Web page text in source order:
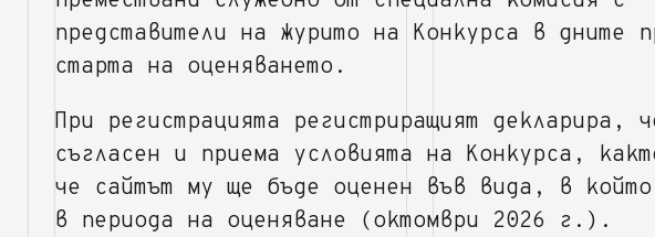
представители на журито на Конкурса в дните
старта на оценяването.
При регистрацията регистриращият декларира,
съгласен и приема условията на Конкурса,
че сайтът му ще бъде оценен във вида, в
в периода на оценяване (октомври 2026 г.).